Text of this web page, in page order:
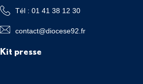
Tél : 01 41 38 12 30
contact@diocese92.fr
Kit presse